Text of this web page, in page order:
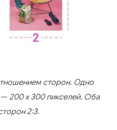
сторон. Одно
200 x 300 пикселей. Оба
2:3.